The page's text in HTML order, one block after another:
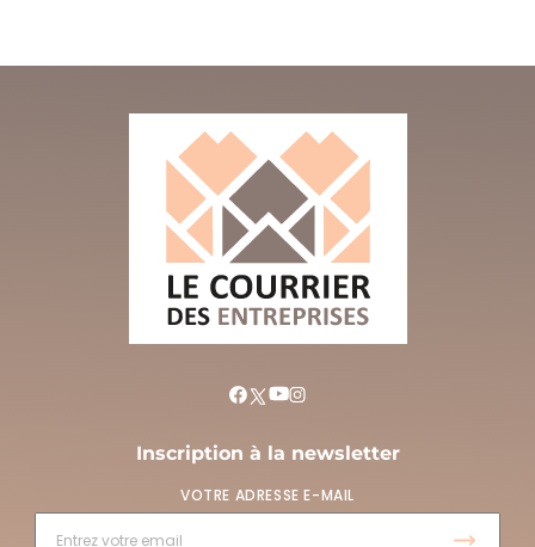
Inscription à la newsletter
VOTRE ADRESSE E-MAIL